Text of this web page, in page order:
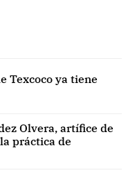
Texcoco ya tiene
Olvera, artífice de
práctica de